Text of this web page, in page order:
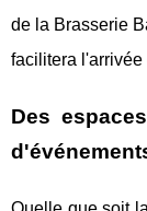
de la Brasserie
facilitera l'arrivée
Des